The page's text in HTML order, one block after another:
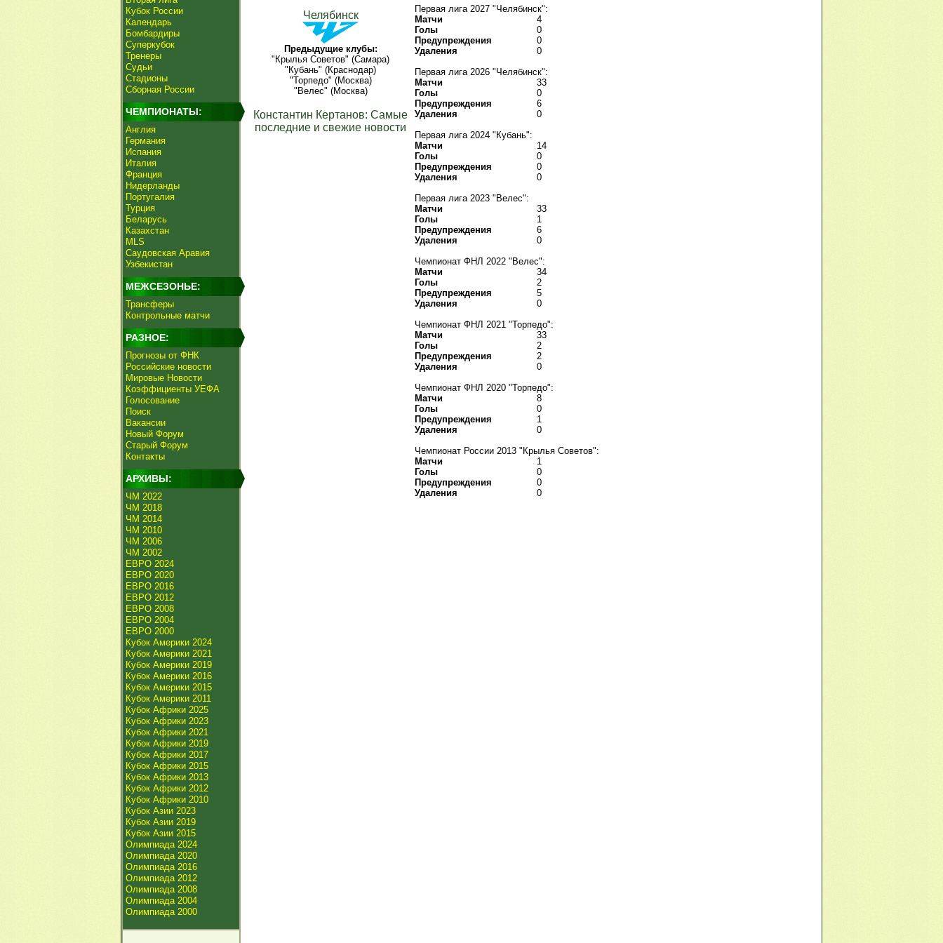
Кубок России
Календарь
Бомбардиры
Суперкубок
Тренеры
Судьи
Стадионы
Сборная России
ЧЕМПИОНАТЫ:
Англия
Германия
Испания
Италия
Франция
Нидерланды
Португалия
Турция
Беларусь
Казахстан
MLS
Саудовская Аравия
Узбекистан
МЕЖСЕЗОНЬЕ:
Трансферы
Контрольные матчи
РАЗНОЕ:
Прогнозы от ФНК
Российские новости
Мировые Новости
Коэффициенты УЕФА
Голосование
Поиск
Вакансии
Новый Форум
Старый Форум
Контакты
АРХИВЫ:
ЧМ 2022
ЧМ 2018
ЧМ 2014
ЧМ 2010
ЧМ 2006
ЧМ 2002
ЕВРО 2024
ЕВРО 2020
ЕВРО 2016
ЕВРО 2012
ЕВРО 2008
ЕВРО 2004
ЕВРО 2000
Кубок Америки 2024
Кубок Америки 2021
Кубок Америки 2019
Кубок Америки 2016
Кубок Америки 2015
Кубок Америки 2011
Кубок Африки 2025
Кубок Африки 2023
Кубок Африки 2021
Кубок Африки 2019
Кубок Африки 2017
Кубок Африки 2015
Кубок Африки 2013
Кубок Африки 2012
Кубок Африки 2010
Кубок Азии 2023
Кубок Азии 2019
Кубок Азии 2015
Олимпиада 2024
Олимпиада 2020
Олимпиада 2016
Олимпиада 2012
Олимпиада 2008
Олимпиада 2004
Олимпиада 2000
Челябинск
Предыдущие клубы:
"Крылья Советов" (Самара)
"Кубань" (Краснодар)
"Торпедо" (Москва)
"Велес" (Москва)
Константин Кертанов: Самые
последние и свежие новости
Первая лига 2027 "Челябинск":
Матчи
4
Голы
0
Предупреждения
0
Удаления
0
Первая лига 2026 "Челябинск":
Матчи
33
Голы
0
Предупреждения
6
Удаления
0
Первая лига 2024 "Кубань":
Матчи
14
Голы
0
Предупреждения
0
Удаления
0
Первая лига 2023 "Велес":
Матчи
33
Голы
1
Предупреждения
6
Удаления
0
Чемпионат ФНЛ 2022 "Велес":
Матчи
34
Голы
2
Предупреждения
5
Удаления
0
Чемпионат ФНЛ 2021 "Торпедо":
Матчи
33
Голы
2
Предупреждения
2
Удаления
0
Чемпионат ФНЛ 2020 "Торпедо":
Матчи
8
Голы
0
Предупреждения
1
Удаления
0
Чемпионат России 2013 "Крылья Советов":
Матчи
1
Голы
0
Предупреждения
0
Удаления
0